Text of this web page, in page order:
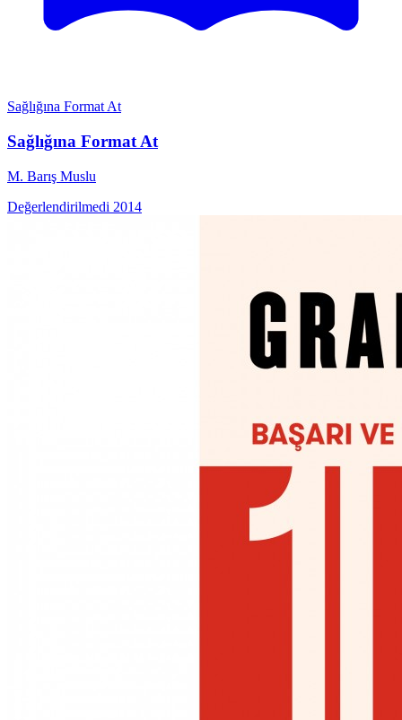
Sağlığına Format At
Sağlığına Format At
M. Barış Muslu
Değerlendirilmedi 2014